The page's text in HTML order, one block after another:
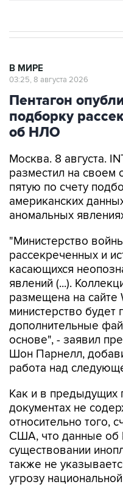
В МИРЕ
03:25, 8 августа 2026
Пентагон
подборку
об НЛО
Москва. 8 августа.
разместил на своем
пятую по счету
американских
аномальных
"Министерство
рассекреченных и
касающихся
явлений (...).
размещена на сайте
министерство будет
дополнительные
основе", - заявил
Шон Парнелл,
работа над
Как и в предыдущих
документах не
относительно того,
США, что данные об
существовании
также не
угрозу